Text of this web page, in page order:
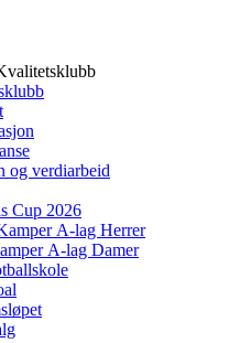
og verdiarbeid
Cup 2026
A-lag Herrer
A-lag Damer